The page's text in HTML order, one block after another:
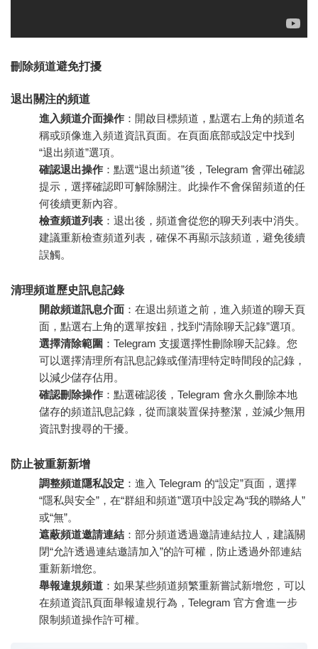
刪除頻道避免打擾
退出關注的頻道
進入頻道介面操作 ：開啟目標頻道，點選右上角的頻道名
稱或頭像進入頻道資訊頁面。在頁面底部或設定中找到
“退出頻道”選項。
確認退出操作 ：點選“退出頻道”後，Telegram 會彈出確認
提示，選擇確認即可解除關注。此操作不會保留頻道的任
何後續更新內容。
檢查頻道列表 ：退出後，頻道會從您的聊天列表中消失。
建議重新檢查頻道列表，確保不再顯示該頻道，避免後續
誤觸。
清理頻道歷史訊息記錄
開啟頻道訊息介面 ：在退出頻道之前，進入頻道的聊天頁
面，點選右上角的選單按鈕，找到“清除聊天記錄”選項。
選擇清除範圍 ：Telegram 支援選擇性刪除聊天記錄。您
可以選擇清理所有訊息記錄或僅清理特定時間段的記錄，
以減少儲存佔用。
確認刪除操作 ：點選確認後，Telegram 會永久刪除本地
儲存的頻道訊息記錄，從而讓裝置保持整潔，並減少無用
資訊對搜尋的干擾。
防止被重新新增
調整頻道隱私設定 ：進入 Telegram 的“設定”頁面，選擇
“隱私與安全”，在“群組和頻道”選項中設定為“我的聯絡人”
或“無”。
遮蔽頻道邀請連結 ：部分頻道透過邀請連結拉人，建議關
閉“允許透過連結邀請加入”的許可權，防止透過外部連結
重新新增您。
舉報違規頻道 ：如果某些頻道頻繁重新嘗試新增您，可以
在頻道資訊頁面舉報違規行為，Telegram 官方會進一步
限制頻道操作許可權。